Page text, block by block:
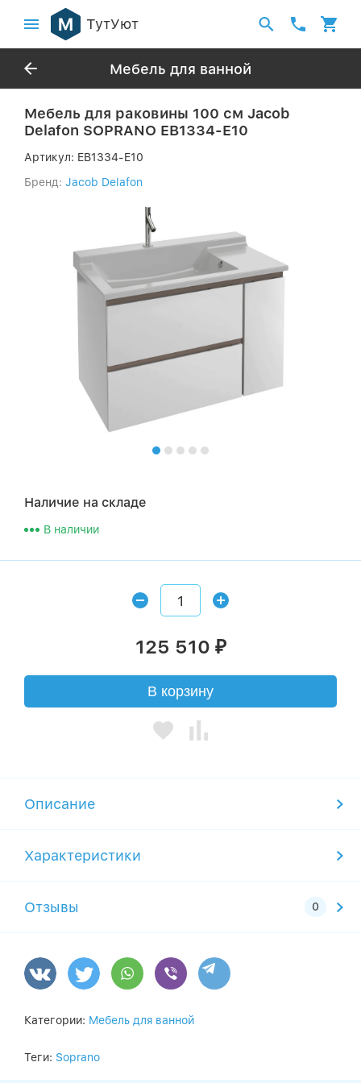
ТутУют
Мебель для ванной
Мебель для раковины 100 см Jacob
Delafon SOPRANO EB1334-E10
Артикул: EB1334-E10
Бренд: Jacob Delafon
Наличие на складе
В наличии
125 510 ₽
В корзину
Описание
Характеристики
Отзывы
Категории: Мебель для ванной
Теги: Soprano